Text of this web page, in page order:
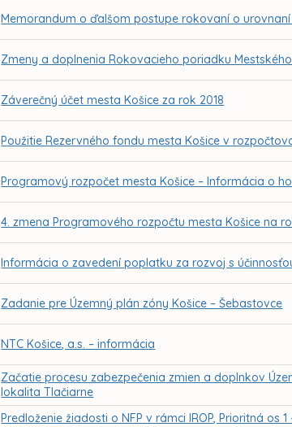
Memorandum o ďalšom postupe rokovaní o urovnaní
Zmeny a doplnenia Rokovacieho poriadku
Záverečný účet mesta Košice za rok 2018
Použitie Rezervného fondu mesta Košice v
Programový rozpočet mesta Košice – Informácia o
4. zmena Programového rozpočtu mesta Košice na
Informácia o zavedení poplatku za rozvoj s
Zadanie pre Územný plán zóny Košice – Šebastovce
NTC Košice, a.s. – informácia
Začatie procesu zabezpečenia zmien a doplnkov
lokalita Tlačiarne
Predloženie žiadosti o NFP v rámci IROP, Prioritná